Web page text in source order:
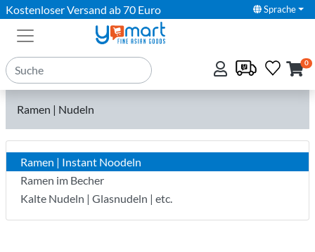
Kostenloser Versand ab 70 Euro Sprache
0
Ramen | Nudeln
Ramen | Instant Noodeln
Ramen im Becher
Kalte Nudeln | Glasnudeln | etc.